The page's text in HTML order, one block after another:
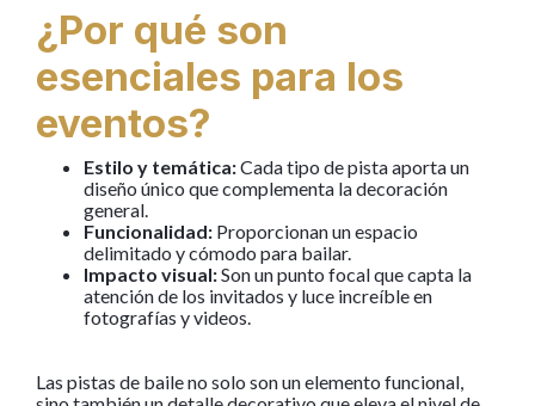
¿Por qué son
esenciales para los
eventos?
Estilo y temática:Cada tipo de pista aporta un
diseño único que complementa la decoración
general.
Funcionalidad: Proporcionan un espacio
delimitado y cómodo para bailar.
Impacto visual:Son un punto focal que capta la
atención de los invitados y luce increíble en
fotografías y videos.
Las pistas de baile no solo son un elemento funcional,